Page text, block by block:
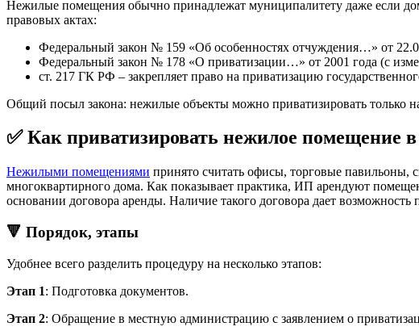
Нежилые помещения обычно принадлежат муниципалитету даже если
правовых актах:
Федеральный закон № 159 «Об особенностях отчуждения…» от
Федеральный закон № 178 «О приватизации…» от 2001 года (с
ст. 217 ГК РФ – закрепляет право на приватизацию
Общий посыл закона: нежилые объекты можно приватизировать только
✅ Как приватизировать нежилое помещение
Нежилыми помещениями принято считать офисы, торговые павильоны,
многоквартирного дома. Как показывает практика, ИП арендуют
основании договора аренды. Наличие такого договора дает возможность
🔻 Порядок, этапы
Удобнее всего разделить процедуру на несколько этапов:
Этап 1: Подготовка документов.
Этап 2: Обращение в местную администрацию с заявлением о